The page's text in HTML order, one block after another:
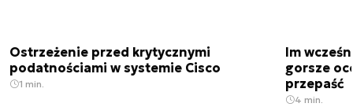
Ostrzeżenie przed krytycznymi
podatnościami w systemie Cisco
1 min.
Im
gorsze
przepaść
4 min.